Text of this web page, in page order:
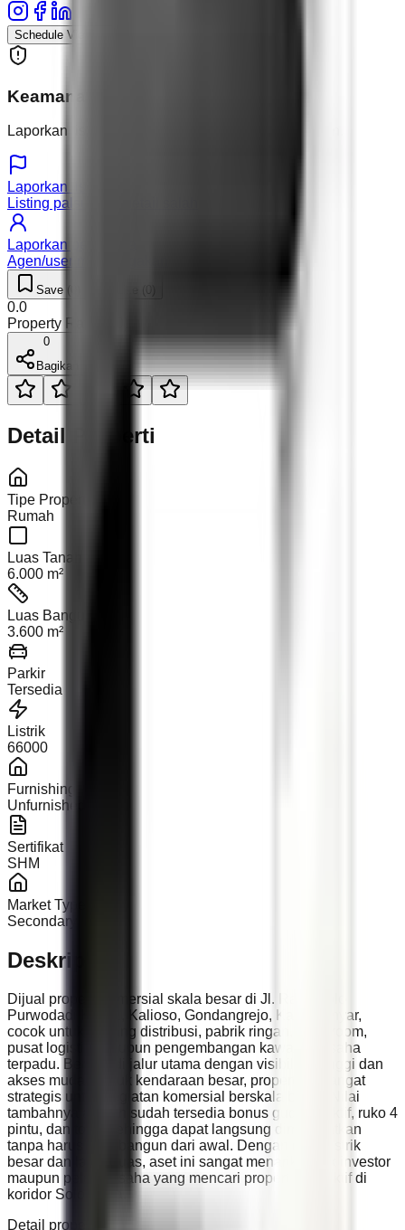
Schedule Viewing
Keamanan & Laporan
Laporkan listing atau pengguna yang mencurigakan.
Laporkan listing
Listing palsu atau detail salah
Laporkan pengguna
Agen/user mencurigakan
Save ( 0
0.0
Property Rating (
0
Bagikan
Detail Properti
Tipe Properti
Rumah
Luas Tanah
6.000 m²
Luas Bangunan
3.600 m²
Parkir
Tersedia
Listrik
66000
Furnishing
Unfurnished
Sertifikat
SHM
Market Type
Secondary
Deskripsi
Dijual properti komersial skala besar di Jl. Raya Solo
Purwodadi KM 11, Kalioso, Gondangrejo, Karanganyar,
cocok untuk gudang distribusi, pabrik ringan, showroom,
pusat logistik, maupun pengembangan kawasan usaha
terpadu. Berada di jalur utama dengan visibilitas tinggi dan
akses mudah untuk kendaraan besar, properti ini sangat
strategis untuk kegiatan komersial berskala besar. Nilai
tambahnya adalah sudah tersedia bonus gudang aktif, ruko 4
pintu, dan toko, sehingga dapat langsung dimanfaatkan
tanpa harus membangun dari awal. Dengan daya listrik
besar dan lahan luas, aset ini sangat menarik untuk investor
maupun pelaku usaha yang mencari properti produktif di
koridor Solo Raya.
Detail properti: